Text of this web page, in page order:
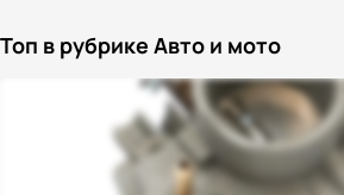
Топ в рубрике Авто и мото